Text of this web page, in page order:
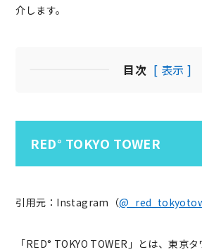
介します。
目次 [ 表示 ]
RED° TOKYO TOWER
引用元：Instagram（
「RED° TOKYO TOWER」とは、東京